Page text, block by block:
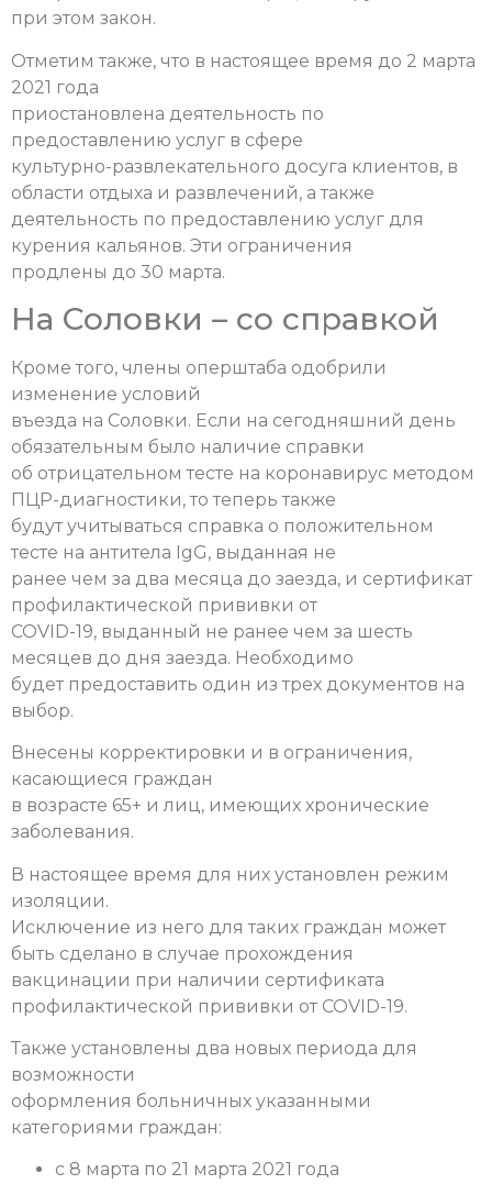
при этом закон.
Отметим также, что в настоящее время до 2 марта
2021 года
приостановлена деятельность по
предоставлению услуг в сфере
культурно-развлекательного досуга клиентов, в
области отдыха и развлечений, а также
деятельность по предоставлению услуг для
курения кальянов. Эти ограничения
продлены до 30 марта.
На Соловки – со справкой
Кроме того, члены оперштаба одобрили
изменение условий
въезда на Соловки. Если на сегодняшний день
обязательным было наличие справки
об отрицательном тесте на коронавирус методом
ПЦР-диагностики, то теперь также
будут учитываться справка о положительном
тесте на антитела IgG, выданная не
ранее чем за два месяца до заезда, и сертификат
профилактической прививки от
COVID-19, выданный не ранее чем за шесть
месяцев до дня заезда. Необходимо
будет предоставить один из трех документов на
выбор.
Внесены корректировки и в ограничения,
касающиеся граждан
в возрасте 65+ и лиц, имеющих хронические
заболевания.
В настоящее время для них установлен режим
изоляции.
Исключение из него для таких граждан может
быть сделано в случае прохождения
вакцинации при наличии сертификата
профилактической прививки от COVID-19.
Также установлены два новых периода для
возможности
оформления больничных указанными
категориями граждан:
с 8 марта по 21 марта 2021 года